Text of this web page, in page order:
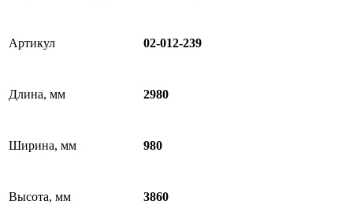
Артикул 02-012-239
Длина, мм 2980
Ширина, мм 980
Высота, мм 3860